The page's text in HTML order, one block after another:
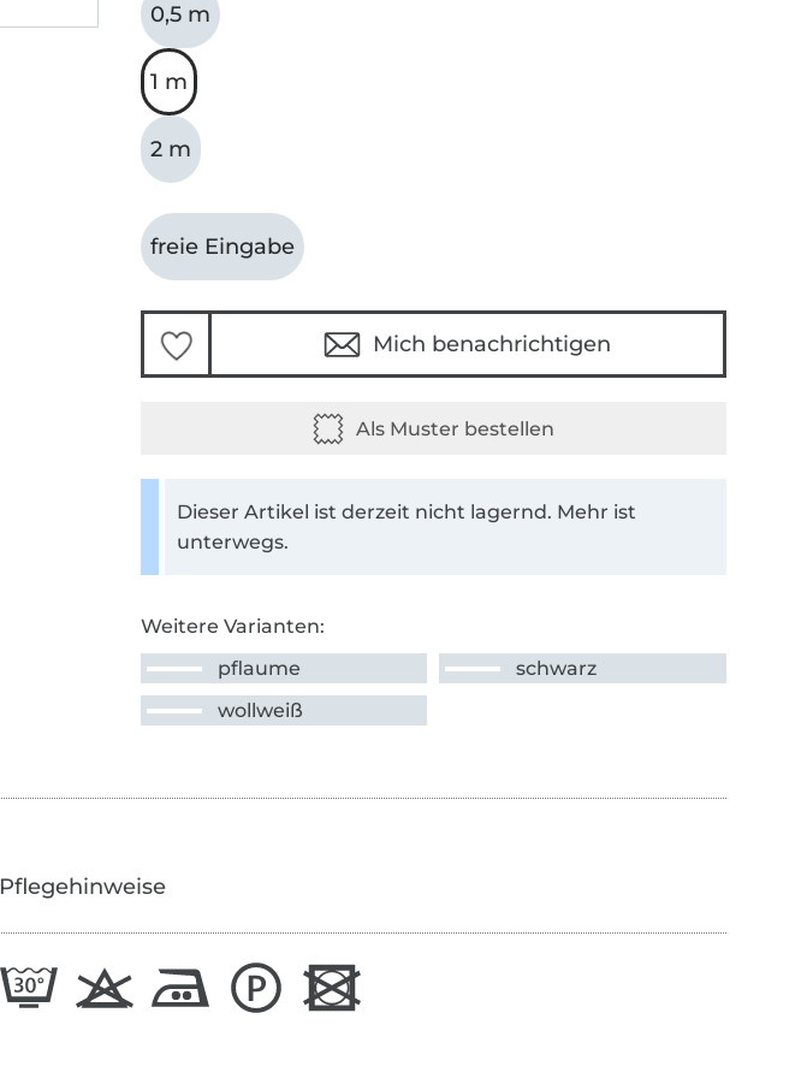
0,5 m
1 m
2 m
freie Eingabe
Mich benachrichtigen
Dieser Artikel ist derzeit nicht lagernd. Mehr ist
unterwegs.
Weitere Varianten:
pflaume
schwarz
wollweiß
Pflegehinweise